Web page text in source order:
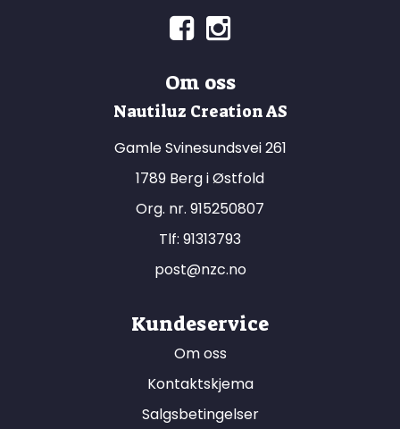
Om oss
Nautiluz Creation AS
Gamle Svinesundsvei 261
1789 Berg i Østfold
Org. nr. 915250807
Tlf: 91313793
post@nzc.no
Kundeservice
Om oss
Kontaktskjema
Salgsbetingelser